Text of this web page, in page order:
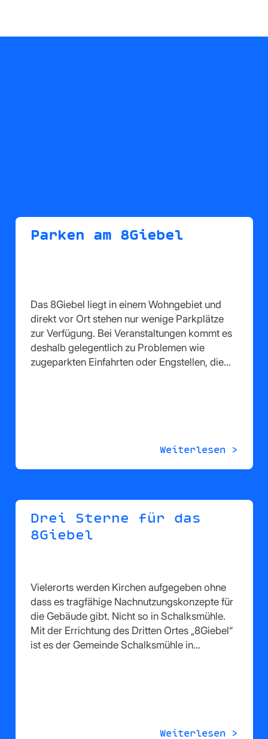
Parken am 8Giebel
Das 8Giebel liegt in einem Wohngebiet und
direkt vor Ort stehen nur wenige Parkplätze
zur Verfügung. Bei Veranstaltungen kommt es
deshalb gelegentlich zu Problemen wie
zugeparkten Einfahrten oder Engstellen, die…
Weiterlesen >
Drei Sterne für das
8Giebel
Vielerorts werden Kirchen aufgegeben ohne
dass es tragfähige Nachnutzungskonzepte für
die Gebäude gibt. Nicht so in Schalksmühle.
Mit der Errichtung des Dritten Ortes „8Giebel“
ist es der Gemeinde Schalksmühle in…
Weiterlesen >